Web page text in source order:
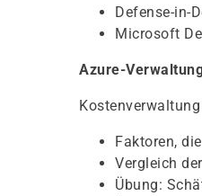
Defense-in-
Microsoft
Azure-
Faktoren,
Vergleich
Übung: